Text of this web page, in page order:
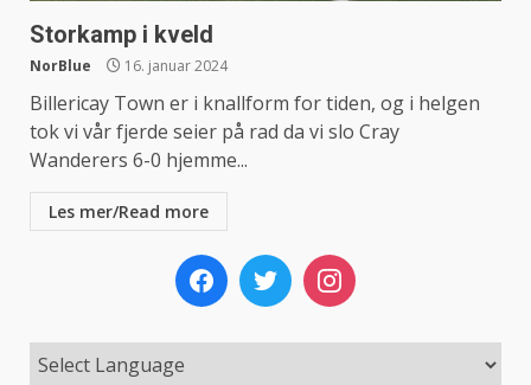
Storkamp i kveld
NorBlue 16. januar 2024
Billericay Town er i knallform for tiden, og i helgen
tok vi vår fjerde seier på rad da vi slo Cray
Wanderers 6-0 hjemme...
Les mer/Read more